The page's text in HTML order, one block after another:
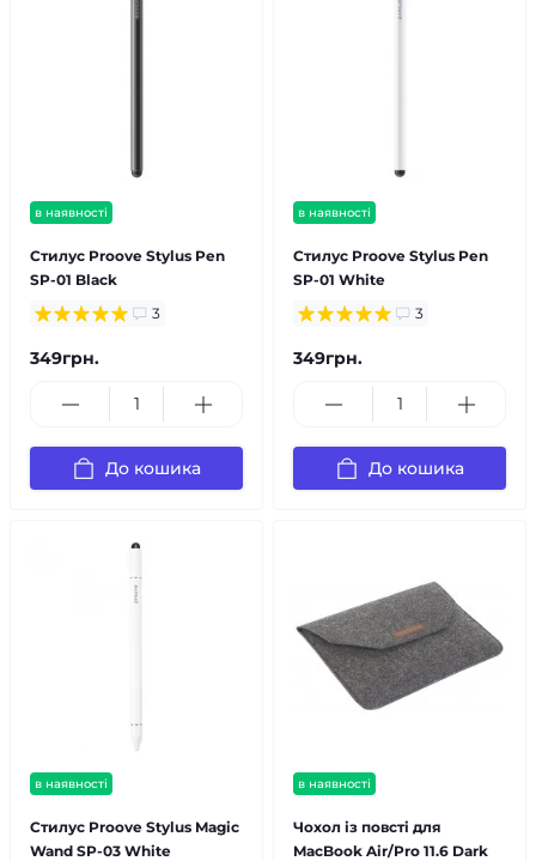
в наявності
Стилус Proove Stylus Pen
SP-01 Black
3
349грн.
До кошика
в наявності
Стилус Proove Stylus Pen
SP-01 White
3
349грн.
До кошика
в наявності
Стилус Proove Stylus Magic
Wand SP-03 White
в наявності
Чохол із повсті для
MacBook Air/Pro 11.6 Dark